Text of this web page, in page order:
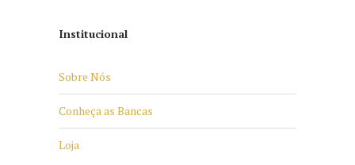
Institucional
Sobre Nós
Conheça as Bancas
Loja